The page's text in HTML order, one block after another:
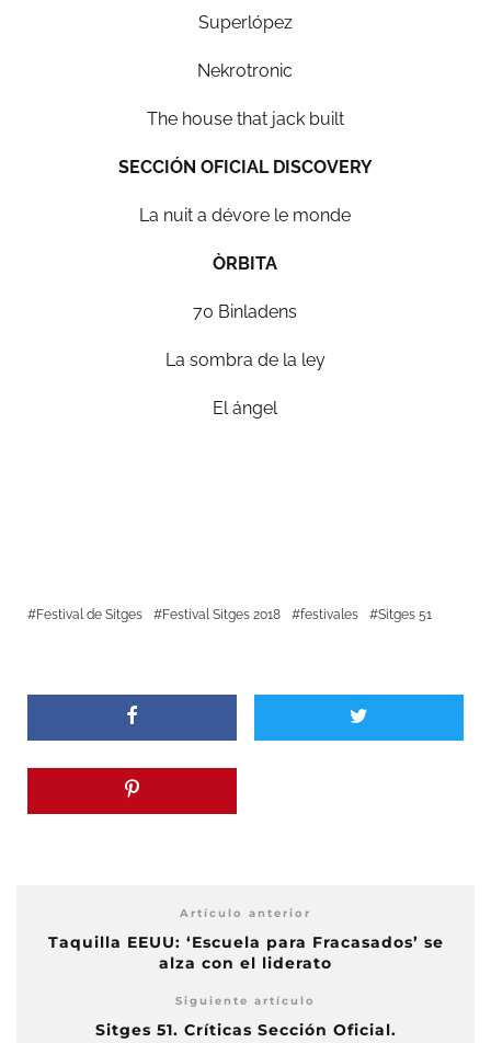
Superlópez
Nekrotronic
The house that jack built
SECCIÓN OFICIAL DISCOVERY
La nuit a dévore le monde
ÒRBITA
70 Binladens
La sombra de la ley
El ángel
Festival de Sitges Festival Sitges 2018 festivales Sitges 51
Artículo anterior
Taquilla EEUU: ‘Escuela para Fracasados’ se
alza con el liderato
Siguiente artículo
Sitges 51. Críticas Sección Oficial.